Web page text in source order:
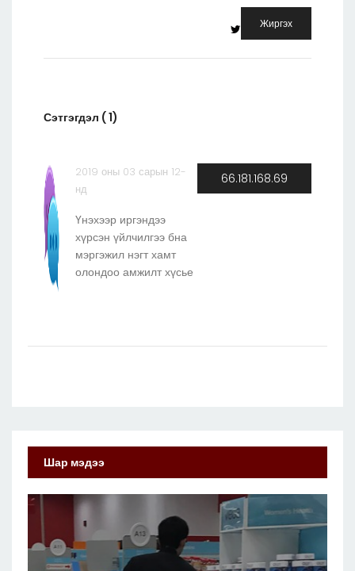
Жиргэх
Сэтгэгдэл ( 1)
2019 оны 03 сарын 12-
нд
Үнэхээр иргэндээ
хүрсэн үйлчилгээ бна
мэргэжил нэгт хамт
олондоо амжилт хүсье
66.181.168.69
Шар мэдээ